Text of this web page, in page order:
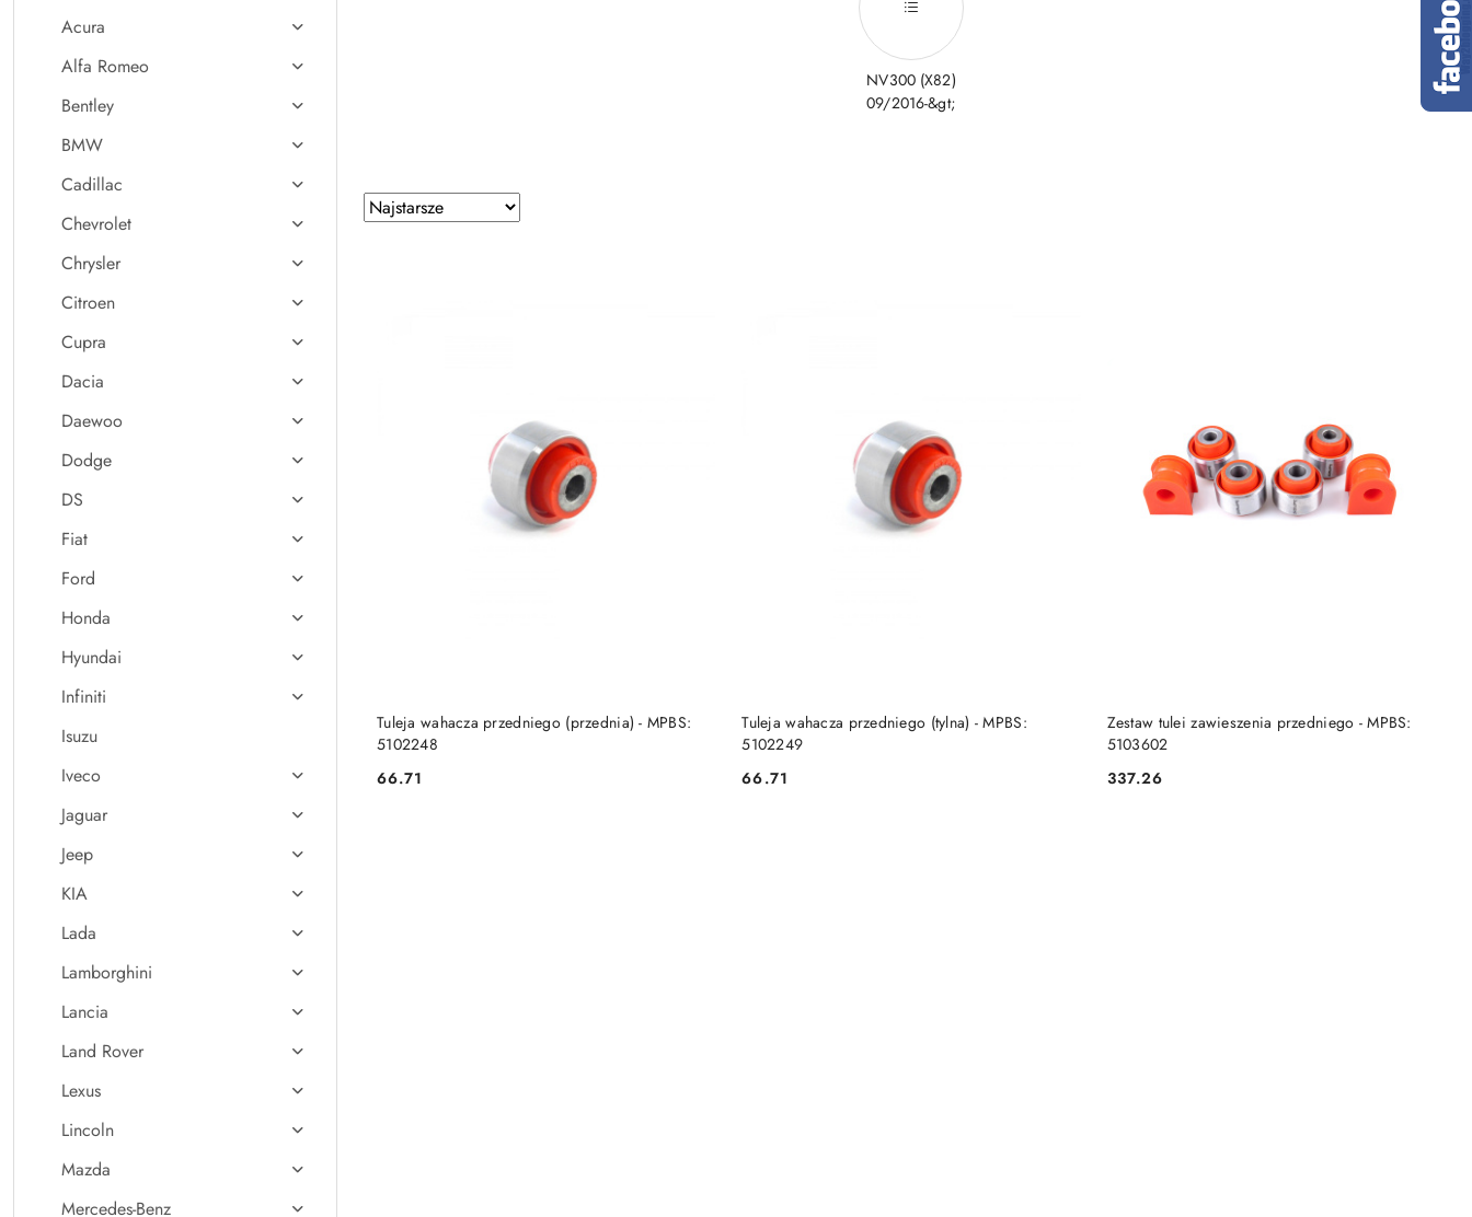
Acura
Alfa Romeo
Bentley
BMW
Cadillac
Chevrolet
Chrysler
Citroen
Cupra
Dacia
Daewoo
Dodge
DS
Fiat
Ford
Honda
Hyundai
Infiniti
Isuzu
Iveco
Jaguar
Jeep
KIA
Lada
Lamborghini
Lancia
Land Rover
Lexus
Lincoln
Mazda
Mercedes-Benz
NV300 (X82)
09/2016-&gt;
Zastosowano
sortowanie:
Sortuj
według
Tuleja wahacza przedniego (przednia) - MPBS:
5102248
Cena:
66.71
DO KOSZYKA
Tuleja wahacza przedniego (tylna) - MPBS:
5102249
Cena:
66.71
DO KOSZYKA
Zestaw tulei zawieszenia przedniego - MPBS:
5103602
Cena:
337.26
DO KOSZYKA